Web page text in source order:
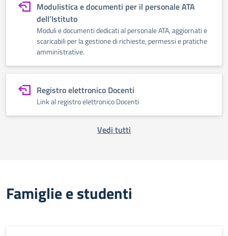
Modulistica e documenti per il personale ATA
dell’Istituto
Moduli e documenti dedicati al personale ATA, aggiornati e
scaricabili per la gestione di richieste, permessi e pratiche
amministrative.
Registro elettronico Docenti
Link al registro elettronico Docenti
Vedi tutti
Famiglie e studenti